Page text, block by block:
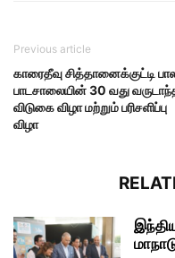
Previous article
காரைதீவு சித்தானைக்குட்டி
பாடசாலையின் 30 வது
விடுகை விழா மற்றும் பரிசளிப்பு
விழா